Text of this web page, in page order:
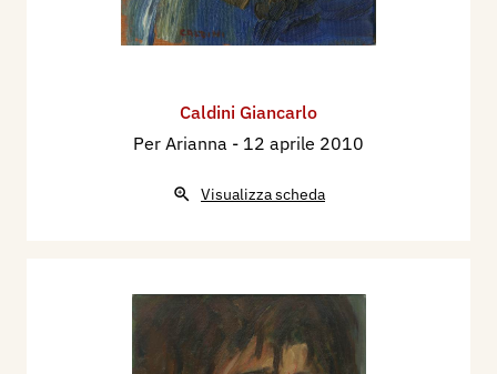
Caldini Giancarlo
Per Arianna - 12 aprile 2010
Visualizza scheda